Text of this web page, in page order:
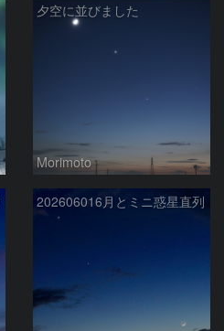
夕空に並びました
Morimoto
202606016月とミニ惑星直列